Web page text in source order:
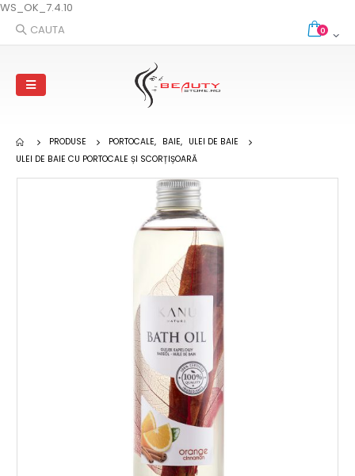
WS_OK_7.4.10
CAUTA
0
PRODUSE PORTOCALE, BAIE, ULEI DE BAIE
ULEI DE BAIE CU PORTOCALE ȘI SCORȚIȘOARĂ